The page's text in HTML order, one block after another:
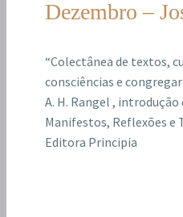
Dezembro –
“Colectânea de textos,
consciências e
A. H. Rangel ,
Manifestos, Reflexões e
Editora Principia